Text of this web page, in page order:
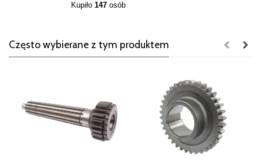
Kupiło 147 osób
Często wybierane z tym produktem